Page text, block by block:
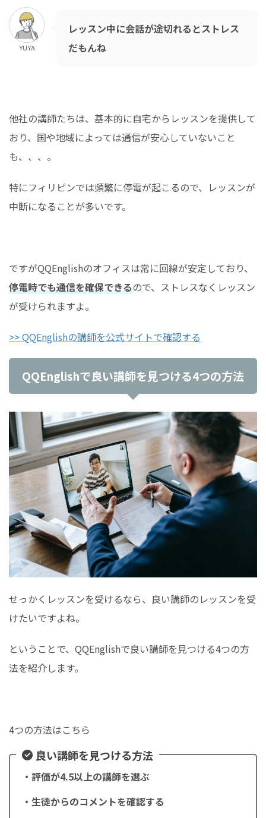
YUYA
レッスン中に会話が途切れるとストレス
だもんね
他社の講師たちは、基本的に自宅からレッスンを提供して
おり、国や地域によっては通信が安心していないこと
も、、、。
特にフィリピンでは頻繁に停電が起こるので、レッスンが
中断になることが多いです。
ですがQQEnglishのオフィスは常に回線が安定しており、
停電時でも通信を確保できるので、ストレスなくレッスン
が受けられますよ。
>> QQEnglishの講師を公式サイトで確認する
QQEnglishで良い講師を見つける4つの方法
せっかくレッスンを受けるなら、良い講師のレッスンを受
けたいですよね。
ということで、QQEnglishで良い講師を見つける4つの方
法を紹介します。
4つの方法はこちら
良い講師を見つける方法
・評価が4.5以上の講師を選ぶ
・生徒からのコメントを確認する